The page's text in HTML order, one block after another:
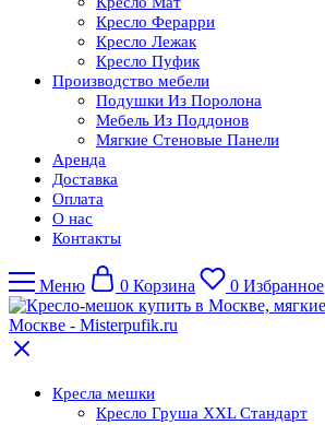
Кресло Ферарри
Кресло Лежак
Кресло Пуфик
Производство мебели
Подушки Из Поролона
Мебель Из Поддонов
Мягкие Стеновые Панели
Аренда
Доставка
Оплата
О нас
Контакты
Меню 0 Корзина 0 Избранное
Кресла мешки
Кресло Груша XXL Стандарт